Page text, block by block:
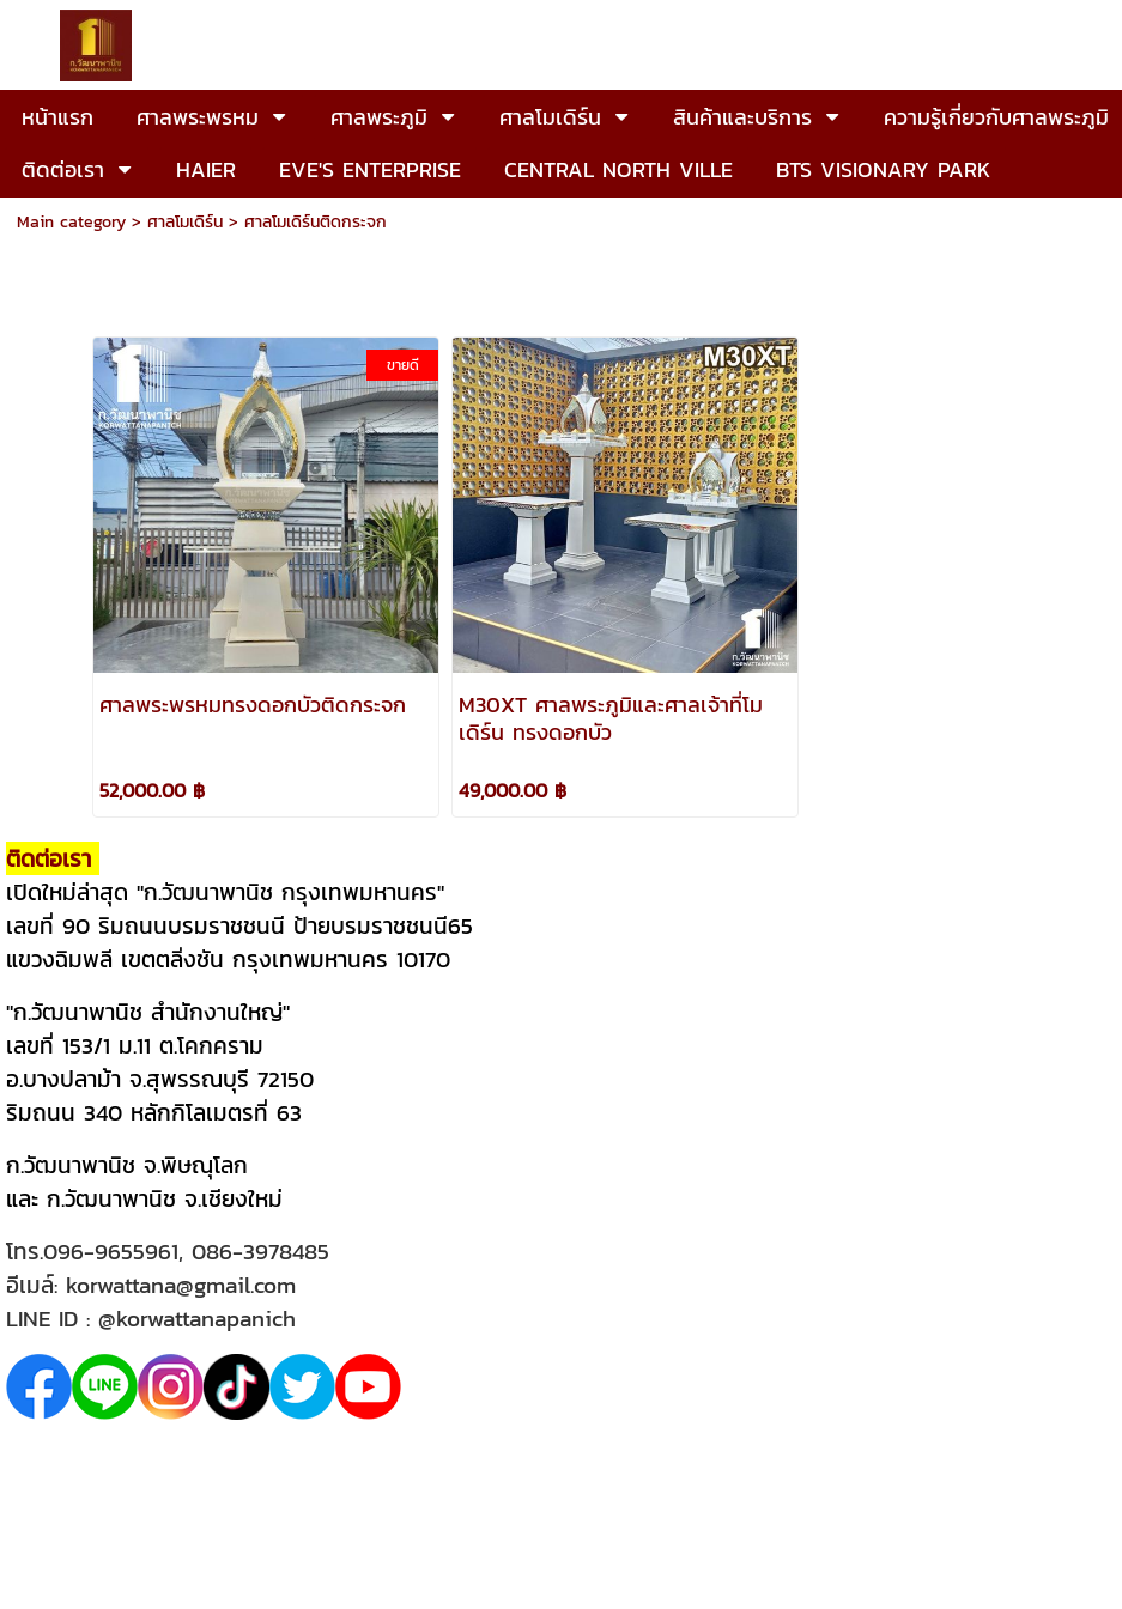
หน้าแรก ศาลพระพรหม ศาลพระภูมิ ศาลโมเดิร์น สินค้าและบริการ ความรู้เกี่ยวกับศาลพระภูมิ
ติดต่อเรา
HAIER EVE'S ENTERPRISE CENTRAL NORTH VILLE BTS VISIONARY PARK
Main category> ศาลโมเดิร์น> ศาลโมเดิร์นติดกระจก
ขายดี
ศาลพระพรหมทรงดอกบัวติดกระจก
52,000.00 ฿
M30XT ศาลพระภูมิและศาลเจ้าที่โม
เดิร์น ทรงดอกบัว
49,000.00 ฿
ติดต่อเรา
เปิดใหม่ล่าสุด "ก.วัฒนาพานิช กรุงเทพมหานคร"
เลขที่ 90 ริมถนนบรมราชชนนี ป้ายบรมราชชนนี65
แขวงฉิมพลี เขตตลิ่งชัน กรุงเทพมหานคร 10170
"ก.วัฒนาพานิช สำนักงานใหญ่"
เลขที่ 153/1 ม.11 ต.โคกคราม
อ.บางปลาม้า จ.สุพรรณบุรี 72150
ริมถนน 340 หลักกิโลเมตรที่ 63
ก.วัฒนาพานิช จ.พิษณุโลก
และ ก.วัฒนาพานิช จ.เชียงใหม่
โทร.096-9655961, 086-3978485
อีเมล์: korwattana@gmail.com
LINE ID : @korwattanapanich